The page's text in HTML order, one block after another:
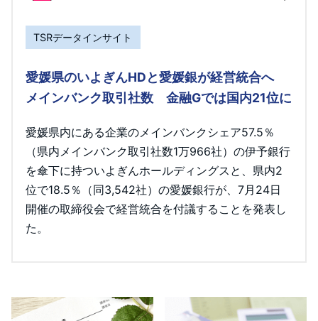
TSRデータインサイト
愛媛県のいよぎんHDと愛媛銀が経営統合へ
メインバンク取引社数 金融Gでは国内21位に
愛媛県内にある企業のメインバンクシェア57.5％
（県内メインバンク取引社数1万966社）の伊予銀行
を傘下に持ついよぎんホールディングスと、県内2
位で18.5％（同3,542社）の愛媛銀行が、7月24日
開催の取締役会で経営統合を付議することを発表し
た。